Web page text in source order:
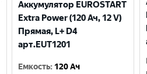
Аккумулятор EUROSTART
Extra Power (120 Ач, 12 V)
Прямая, L+ D4
арт.EUT1201
Емкость: 120 Ач